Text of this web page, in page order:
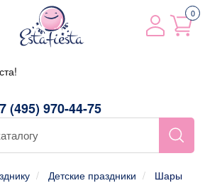
(495) 970-44-75
0
Детские праздники
Шары